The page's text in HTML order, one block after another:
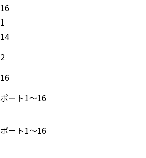
16
1
14
2
16
ポート1～16
ポート1～16